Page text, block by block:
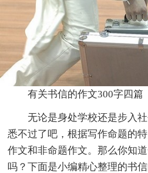
有关书信的作文300字四篇
无论是身处学校还是步入
悉不过了吧，根据写作命题的
作文和非命题作文。那么你知
吗？下面是小编精心整理的书